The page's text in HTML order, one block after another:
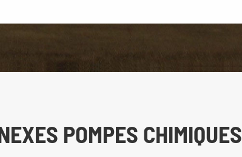
POMPES CHIMIQUES